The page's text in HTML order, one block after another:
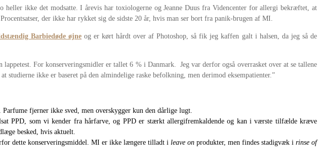
ikke det modsatte. I årevis har toxiologerne og Jeanne Duus fra Videncenter for allergi bekræftet, at
der ikke har rykket sig de sidste 20 år, hvis man ser bort fra panik-brugen af MI.
Barbiedøde øjneog er kørt hårdt over af Photoshop, så fik jeg kaffen galt i halsen, da jeg så de
For konserveringsmidler er tallet 6 % i Danmark. Jeg var derfor også overrasket over at se tallene
ikke er baseret på den almindelige raske befolkning, men derimod eksempatienter.”
fjerner ikke sved, men overskygger kun den dårlige lugt.
PPD, som vi kender fra hårfarve, og PPD er stærkt allergifremkaldende og kan i værste tilfælde kræve
besked, hvis aktuelt.
dette konserveringsmiddel. MI er ikke længere tilladt i leave on produkter, men findes stadigvæk i rinse of